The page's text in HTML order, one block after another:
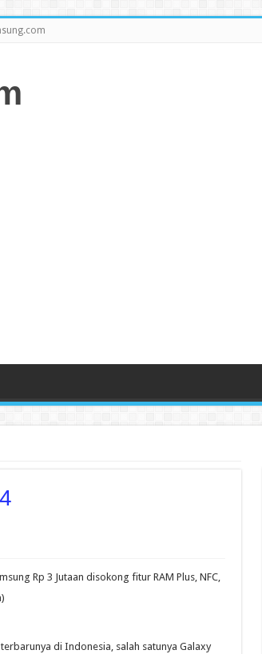
Rp 3 Jutaan disokong fitur RAM Plus, NFC,
di Indonesia, salah satunya Galaxy